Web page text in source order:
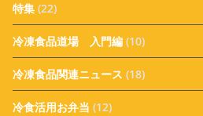
特集 (22)
冷凍食品道場 入門編 (10)
冷凍食品関連ニュース (18)
冷食活用お弁当 (12)